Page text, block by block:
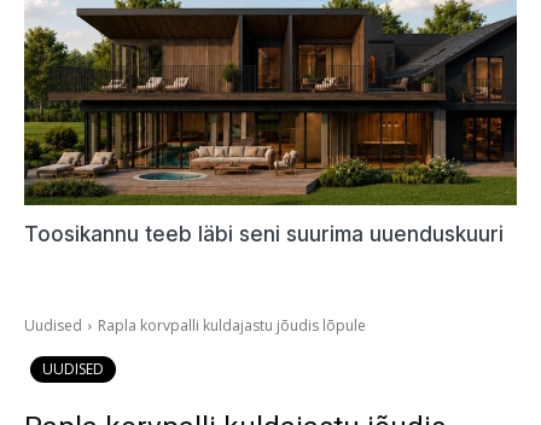
Toosikannu teeb läbi seni suurima uuenduskuuri